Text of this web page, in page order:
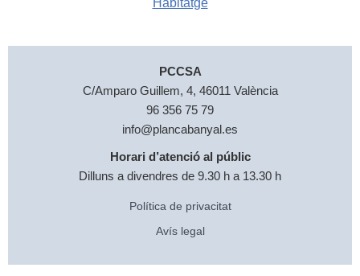
PCCSA
C/Amparo Guillem, 4, 46011 València
96 356 75 79
info@plancabanyal.es
Horari d’atenció al públic
Dilluns a divendres de 9.30 h a 13.30 h
Política de privacitat
Avís legal